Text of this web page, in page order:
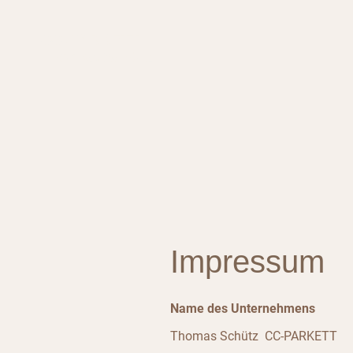
Impressum
Name des Unternehmens
Thomas Schütz CC-PARKETT